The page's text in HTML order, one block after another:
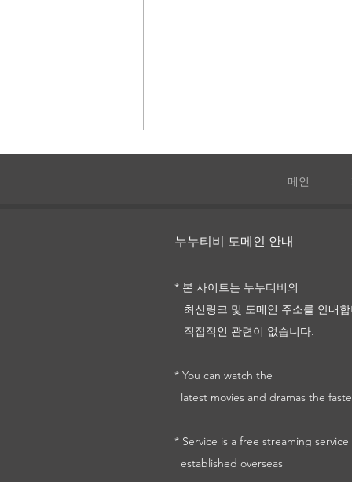
메인
누누티비 도메인 안내
* 본 사이트는 누누티비의
최신링크 및 도메인 주소를 안내
직접적인 관련이 없습니다.
* You can watch the
latest movies and dramas the
* Service is a free streaming service
established overseas